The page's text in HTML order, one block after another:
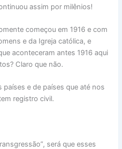
assim por milênios!
começou em 1916 e com
e da Igreja católica, e
aconteceram antes 1916 aqui
Claro que não.
países e de países que até nos
registro civil.
será que esses